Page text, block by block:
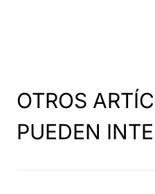
OTROS
PUEDEN